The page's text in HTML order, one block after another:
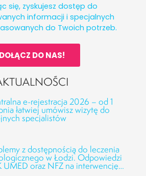
się, zyskujesz dostęp do
informacji i specjalnych
do Twoich potrzeb.
DOŁĄCZ DO NAS!
e-rejestracja 2026 – od 1
łatwiej umówisz wizytę do
specjalistów
z dostępnością do leczenia
w Łodzi. Odpowiedzi
UMED oraz NFZ na interwencję